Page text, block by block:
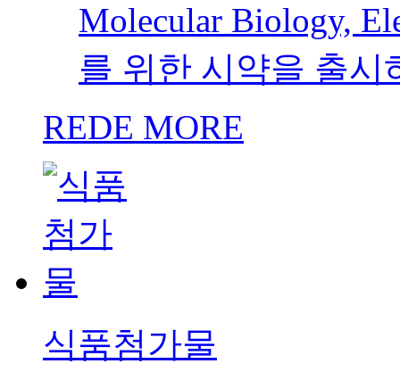
Molecular Biology,
를 위한 시약을 출시
REDE MORE
식품첨가물